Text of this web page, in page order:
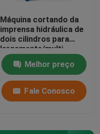
Máquina cortando da
imprensa hidráulica de
dois cilindros para
largamente/multi
camada dos materiais
Melhor preço
Fale Conosco